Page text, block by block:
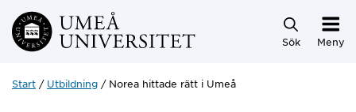
Hoppa direkt till innehållet
Sök Meny
Start Utbildning Norea hittade rätt i Umeå